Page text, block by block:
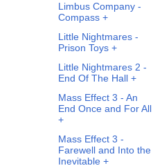
Limbus Company -
Compass +
Little Nightmares -
Prison Toys +
Little Nightmares 2 -
End Of The Hall +
Mass Effect 3 - An
End Once and For All
+
Mass Effect 3 -
Farewell and Into the
Inevitable +